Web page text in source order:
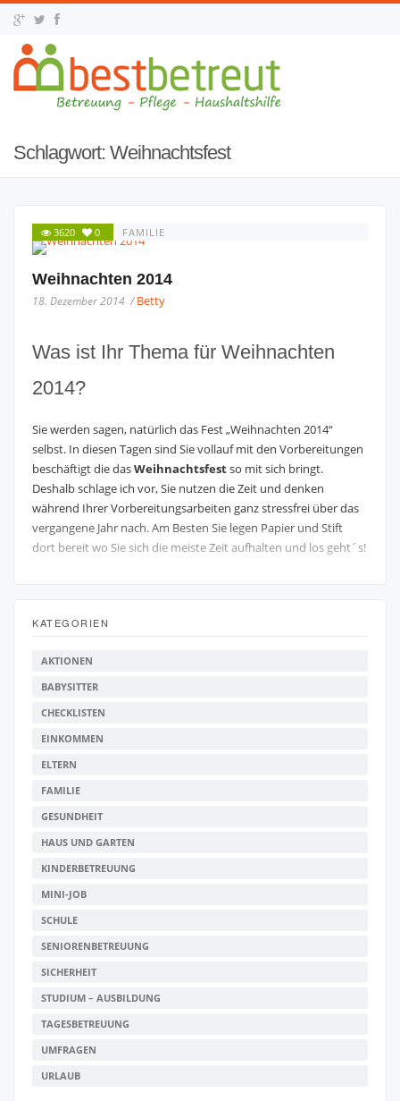
Schlagwort: Weihnachtsfest
3620 0 FAMILIE
Weihnachten 2014
18. Dezember 2014 /Betty
Was ist Ihr Thema für Weihnachten
2014?
Sie werden sagen, natürlich das Fest „Weihnachten 2014“
selbst. In diesen Tagen sind Sie vollauf mit den Vorbereitungen
beschäftigt die dasWeihnachtsfestso mit sich bringt.
Deshalb schlage ich vor, Sie nutzen die Zeit und denken
während Ihrer Vorbereitungsarbeiten ganz stressfrei über das
vergangene Jahr nach. Am Besten Sie legen Papier und Stift
dort bereit wo Sie sich die meiste Zeit aufhalten und los geht´s!
KATEGORIEN
AKTIONEN
BABYSITTER
CHECKLISTEN
EINKOMMEN
ELTERN
FAMILIE
GESUNDHEIT
HAUS UND GARTEN
KINDERBETREUUNG
MINI-JOB
SCHULE
SENIORENBETREUUNG
SICHERHEIT
STUDIUM – AUSBILDUNG
TAGESBETREUUNG
UMFRAGEN
URLAUB